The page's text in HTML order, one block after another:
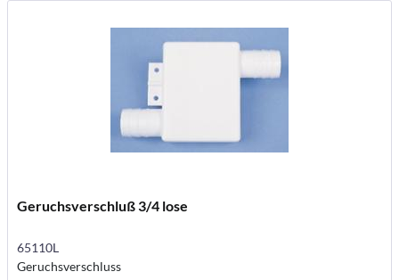
Geruchsverschluß 3/4 lose
65110L
Geruchsverschluss